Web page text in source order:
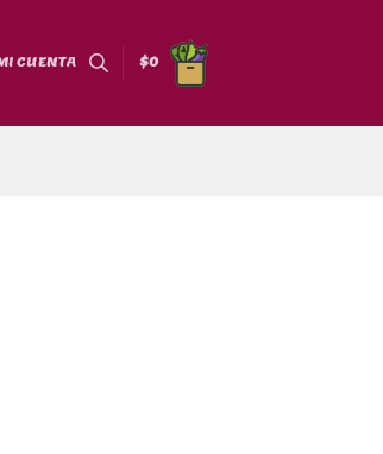
CUENTA $0